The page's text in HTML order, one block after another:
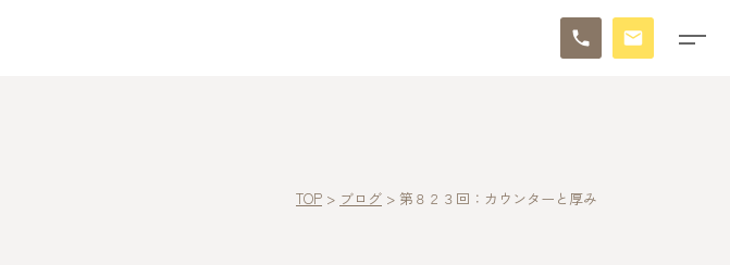
TOP > ブログ > 第８２３回：カウンターと厚み